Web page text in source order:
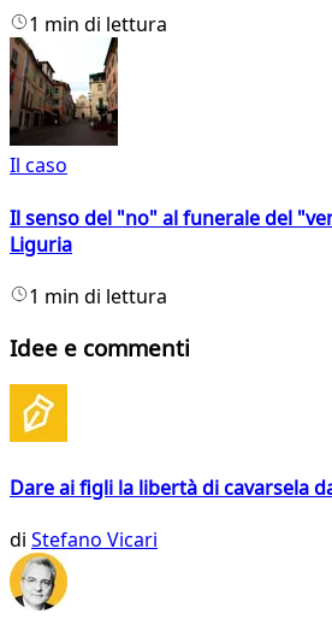
1 min di lettura
Il caso
Il senso del "no" al funerale del
Liguria
1 min di lettura
Idee e commenti
Dare ai figli la libertà di cavarsela
di Stefano Vicari